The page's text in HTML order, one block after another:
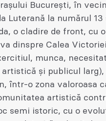
București, în
Luterană la numărul
o cladire de front, cu
dinspre Calea
munca,
și publicul larg),
într-o zona valoroasa
artistică
semi istoric, cu o